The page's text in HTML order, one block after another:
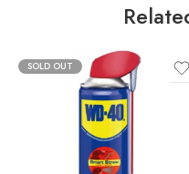
SOLD OUT